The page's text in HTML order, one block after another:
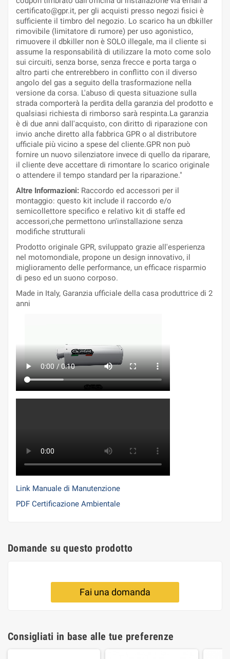
certificato@gpr.it, per gli acquisti presso negozi fisici è
sufficiente il timbro del negozio. Lo scarico ha un dbkiller
rimovibile (limitatore di rumore) per uso agonistico,
rimuovere il dbkiller non è SOLO illegale, ma il cliente si
assume la responsabilità di utilizzare la moto come solo
sui circuiti, senza borse, senza frecce e porta targa o
altro parti che entrerebbero in conflitto con il diverso
angolo del gas a seguito della trasformazione nella
versione da corsa. L'abuso di questa situazione sulla
strada comporterà la perdita della garanzia del prodotto e
qualsiasi richiesta di rimborso sarà respinta.La garanzia
è di due anni dall'acquisto, con diritto di riparazione con
invio anche diretto alla fabbrica GPR o al distributore
ufficiale più vicino a spese del cliente.GPR non può
fornire un nuovo silenziatore invece di quello da riparare,
il cliente deve accettare di rimontare lo scarico originale
o attendere il tempo standard per la riparazione."
Altre Informazioni: Raccordo ed accessori per il
montaggio: questo kit include il raccordo e/o
semicollettore specifico e relativo kit di staffe ed
accessori,che permettono un'installazione senza
modifiche strutturali
Prodotto originale GPR, sviluppato grazie all'esperienza
nel motomondiale, propone un design innovativo, il
miglioramento delle performance, un efficace risparmio
di peso ed un suono corposo.
Made in Italy, Garanzia ufficiale della casa produttrice di 2
anni
Link Manuale di Manutenzione
PDF Certificazione Ambientale
Domande su questo prodotto
Fai una domanda
Consigliati in base alle tue preferenze